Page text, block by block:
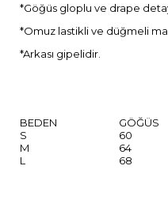
*Göğüs gloplu ve drape
*Omuz lastikli ve düğmeli
*Arkası gipelidir.
BEDEN GÖĞÜS
S
60
M
64
L
68